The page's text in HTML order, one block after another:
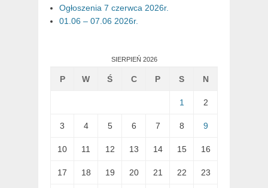
Ogłoszenia 7 czerwca 2026r.
01.06 – 07.06 2026r.
SIERPIEŃ 2026
P W Ś C P S N
1 2
3 4 5 6 7 8 9
10 11 12 13 14 15 16
17 18 19 20 21 22 23